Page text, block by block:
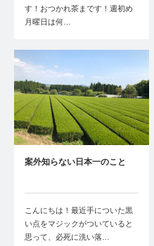
す！おつかれ茶まです！週初め
月曜日は何…
案外知らない日本一のこと
こんにちは！最近手についた黒
い点をマジックがついていると
思って、必死に洗い落…